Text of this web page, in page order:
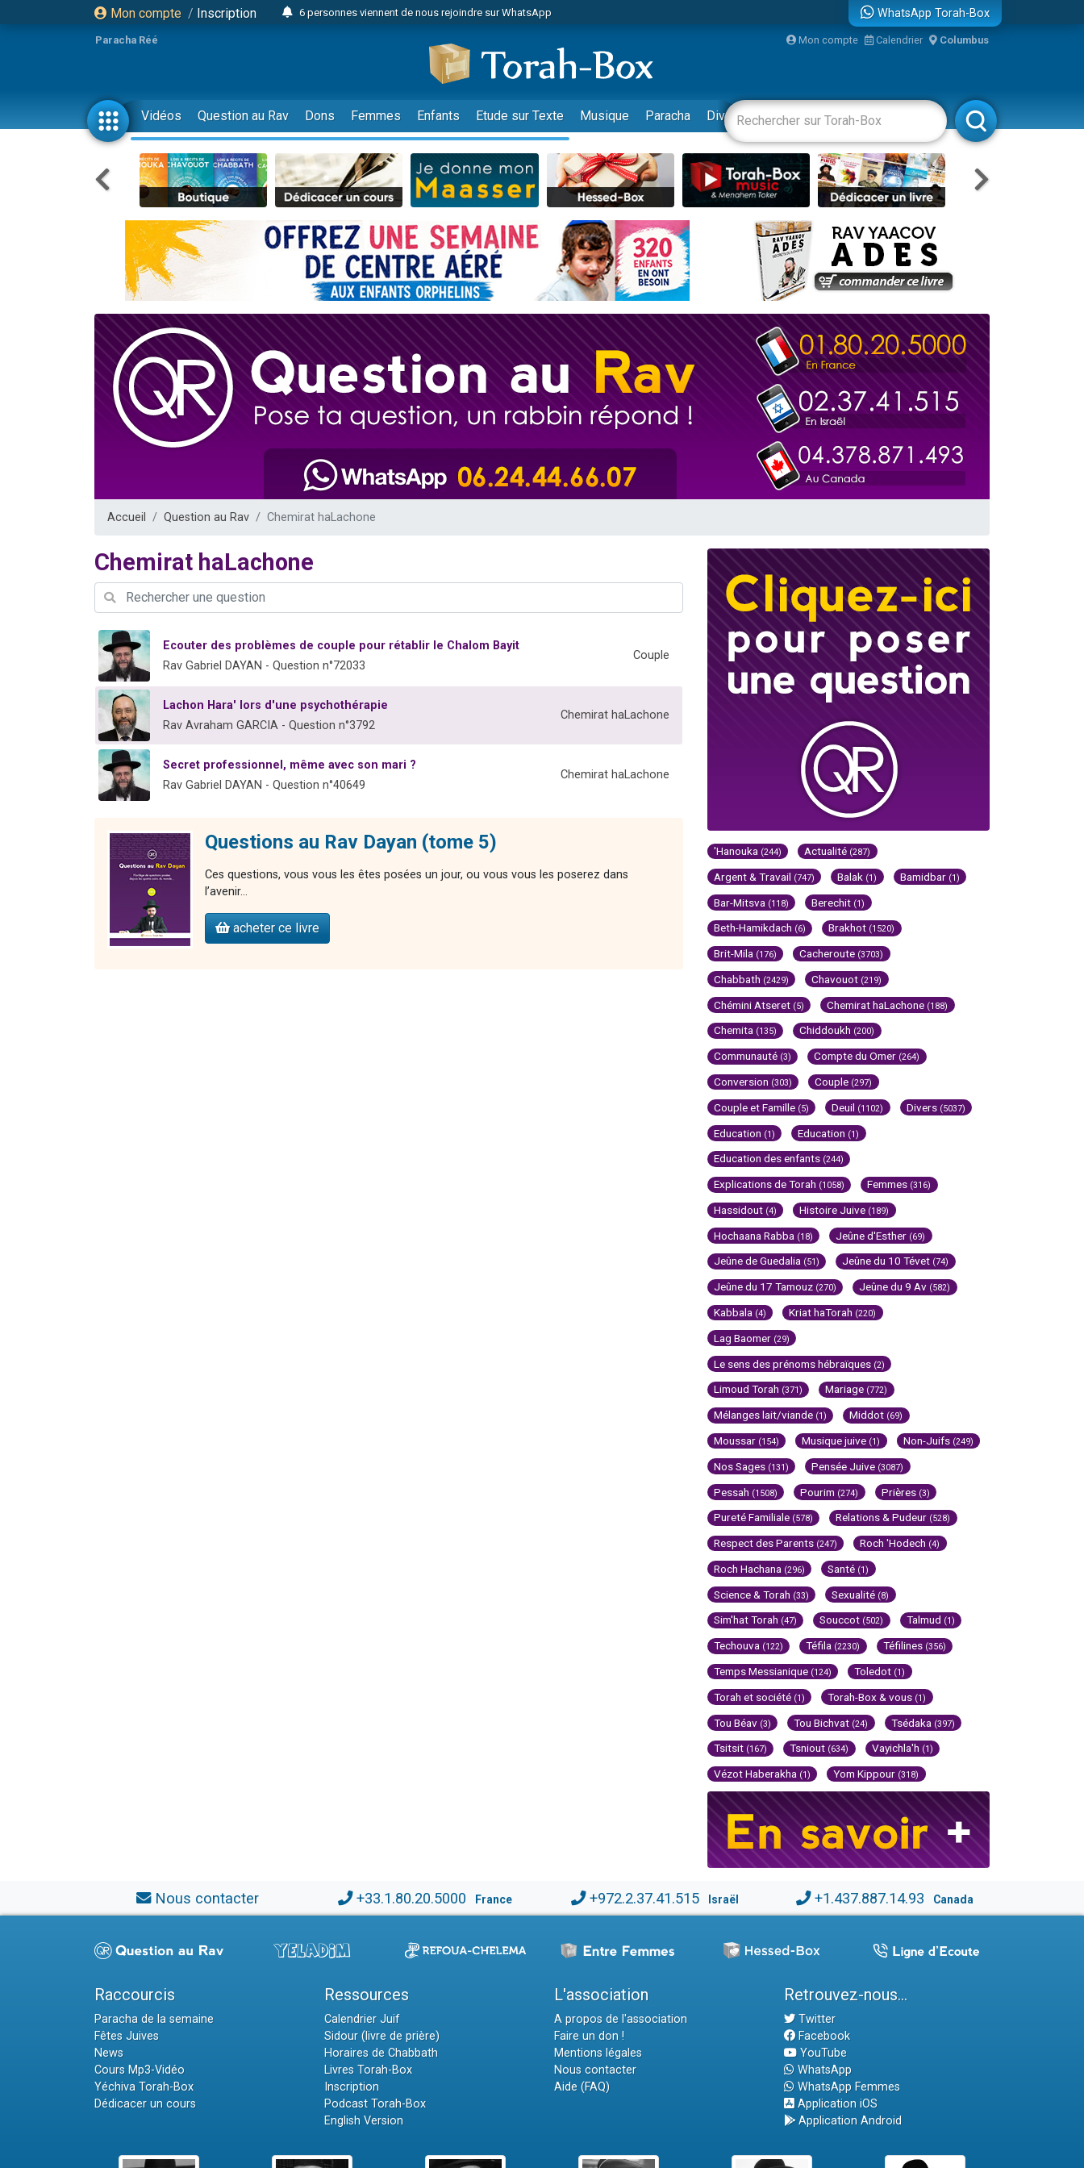
Mon compte / Inscription
6 personnes viennent de nous rejoindre sur WhatsApp
2 personnes viennent de faire un don pour 1 Journée de Vacances Pour les Enfants
17 personnes viennent de demander une bénédiction
4 personnes viennent de nous rejoindre sur WhatsApp
Il reste 49 places pour étudier en groupe sur Zoom
23 personnes viennent de faire un don pour Diane, 80 ans, dans un appartement insalubre
Eva vient de donner son Maasser
4 personnes viennent de nous rejoindre sur WhatsApp
3 personnes viennent de nous rejoindre sur WhatsApp
3 personnes viennent de faire un don pour 5 jours de vacances aux Orphelins
Odaya vient de donner son Maasser
13 personnes viennent de demander une bénédiction
2 personnes viennent de nous rejoindre sur WhatsApp
30 personnes viennent de faire un don pour Sauvez la jambe de Yohan
Il reste 49 places pour étudier en groupe sur Zoom
3 personnes viennent de nous rejoindre sur WhatsApp
2 personnes viennent de nous rejoindre sur WhatsApp
2 personnes viennent de nous rejoindre sur WhatsApp
WhatsApp Torah-Box
Paracha Réé Mon compte Calendrier Columbus
Vidéos Question au Rav Dons Femmes Enfants Etude sur Texte Musique Paracha Divertissements Livres Rabbanim
Accueil Question au Rav Chemirat haLachone
Chemirat haLachone
Ecouter des problèmes de couple pour rétablir le Chalom Bayit
Rav Gabriel DAYAN - Question n°72033
Couple
Lachon Hara' lors d'une psychothérapie
Rav Avraham GARCIA - Question n°3792
Chemirat haLachone
Secret professionnel, même avec son mari ?
Rav Gabriel DAYAN - Question n°40649
Chemirat haLachone
Questions au Rav Dayan (tome 5)
Ces questions, vous vous les êtes posées un jour, ou vous vous les poserez dans
l’avenir…
acheter ce livre
'Hanouka (244) Actualité (287)
Argent & Travail (747) Balak (1) Bamidbar (1)
Bar-Mitsva (118) Berechit (1)
Beth-Hamikdach (6) Brakhot (1520)
Brit-Mila (176) Cacheroute (3703)
Chabbath (2429) Chavouot (219)
Chémini Atseret (5) Chemirat haLachone (188)
Chemita (135) Chiddoukh (200)
Communauté (3) Compte du Omer (264)
Conversion (303) Couple (297)
Couple et Famille (5) Deuil (1102) Divers (5037)
Education (1) Education (1)
Education des enfants (244)
Explications de Torah (1058) Femmes (316)
Hassidout (4) Histoire Juive (189)
Hochaana Rabba (18) Jeûne d'Esther (69)
Jeûne de Guedalia (51) Jeûne du 10 Tévet (74)
Jeûne du 17 Tamouz (270) Jeûne du 9 Av (582)
Kabbala (4) Kriat haTorah (220)
Lag Baomer (29)
Le sens des prénoms hébraïques (2)
Limoud Torah (371) Mariage (772)
Mélanges lait/viande (1) Middot (69)
Moussar (154) Musique juive (1) Non-Juifs (249)
Nos Sages (131) Pensée Juive (3087)
Pessah (1508) Pourim (274) Prières (3)
Pureté Familiale (578) Relations & Pudeur (528)
Respect des Parents (247) Roch 'Hodech (4)
Roch Hachana (296) Santé (1)
Science & Torah (33) Sexualité (8)
Sim'hat Torah (47) Souccot (502) Talmud (1)
Techouva (122) Téfila (2230) Téfilines (356)
Temps Messianique (124) Toledot (1)
Torah et société (1) Torah-Box & vous (1)
Tou Béav (3) Tou Bichvat (24) Tsédaka (397)
Tsitsit (167) Tsniout (634) Vayichla'h (1)
Vézot Haberakha (1) Yom Kippour (318)
Nous contacter +33.1.80.20.5000 France +972.2.37.41.515 Israël +1.437.887.14.93 Canada
Raccourcis
Paracha de la semaine
Fêtes Juives
News
Cours Mp3-Vidéo
Yéchiva Torah-Box
Dédicacer un cours
Ressources
Calendrier Juif
Sidour (livre de prière)
Horaires de Chabbath
Livres Torah-Box
Inscription
Podcast Torah-Box
English Version
L'association
A propos de l'association
Faire un don !
Mentions légales
Nous contacter
Aide (FAQ)
Retrouvez-nous...
Twitter
Facebook
YouTube
WhatsApp
WhatsApp Femmes
Application iOS
Application Android